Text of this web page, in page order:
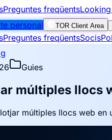
Preguntes freqüents
personal TOR Client Area
Preguntes freqüentsSocis
Guies
múltiples llocs
múltiples llocs web